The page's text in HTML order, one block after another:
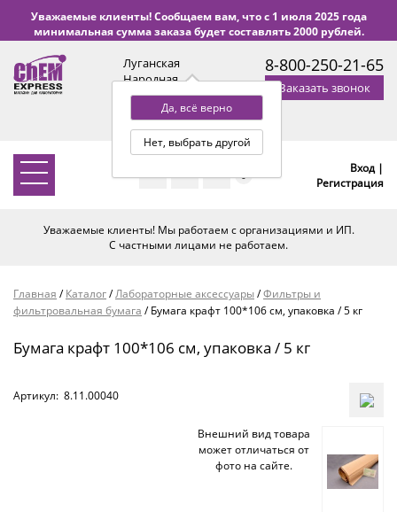
Уважаемые клиенты! Сообщаем вам, что с 1 июля 2025 года
минимальная сумма заказа будет составлять 2000 рублей.
Луганская
Народная
Республика
Да, всё верно
Нет, выбрать другой
с 9:00 до 18:00 по Уфе
(+2 МСК)
8-800-250-21-65
Заказать звонок
0
Вход |
Регистрация
Уважаемые клиенты! Мы работаем с организациями и ИП.
С частными лицами не работаем.
Главная /Каталог/Лабораторные аксессуары/Фильтры и
фильтровальная бумага /Бумага крафт 100*106 см, упаковка / 5 кг
Бумага крафт 100*106 см, упаковка / 5 кг
Артикул: 8.11.00040
Внешний вид товара
может отличаться от
фото на сайте.